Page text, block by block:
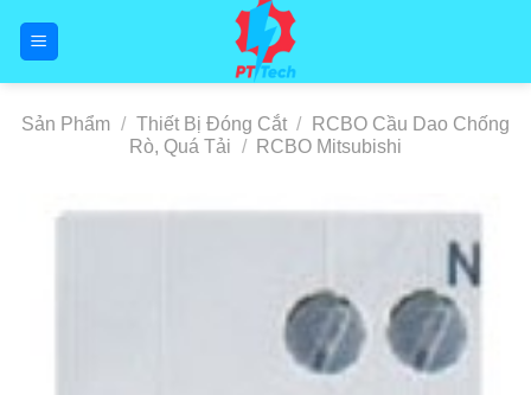
Sản Phẩm / Thiết Bị Đóng Cắt /
RCBO Cầu Dao Chống
Rò, Quá Tải / RCBO Mitsubishi